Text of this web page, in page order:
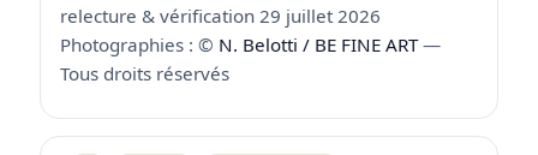
relecture & vérification 29 juillet 2026
Photographies : © N. Belotti / BE FINE ART—
Tous droits réservés